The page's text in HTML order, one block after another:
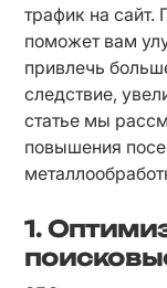
трафик на
поможет вам
привлечь
следствие,
статье мы
повышения
1.